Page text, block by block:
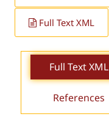
Full Text XML
Full Text XML
References